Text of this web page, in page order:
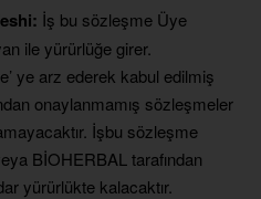
İş bu sözleşme Üye
ile yürürlüğe girer.
ye arz ederek kabul edilmiş
onaylanmamış sözleşmeler
İşbu sözleşme
BİOHERBAL tarafından
yürürlükte kalacaktır.